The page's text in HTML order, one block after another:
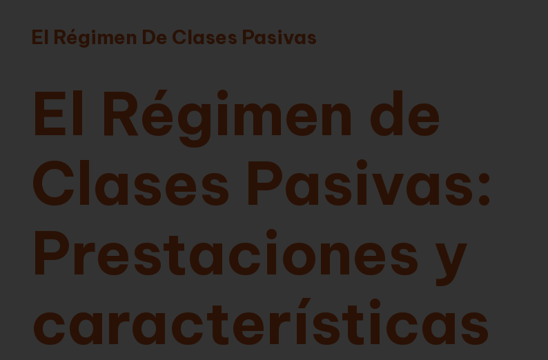
El Régimen De Clases Pasivas
El Régimen de
Clases Pasivas:
Prestaciones y
características